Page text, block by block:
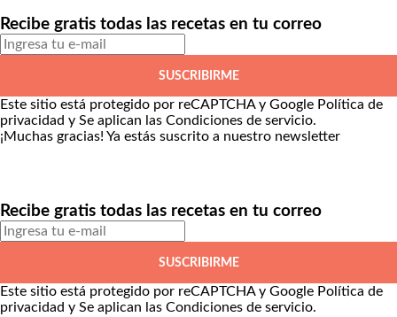
Recibe gratis todas las recetas en tu correo
SUSCRIBIRME
Este sitio está protegido por reCAPTCHA y Google Política de
privacidad y Se aplican las Condiciones de servicio.
¡Muchas gracias! Ya estás suscrito a nuestro newsletter
Recibe gratis todas las recetas en tu correo
SUSCRIBIRME
Este sitio está protegido por reCAPTCHA y Google Política de
privacidad y Se aplican las Condiciones de servicio.